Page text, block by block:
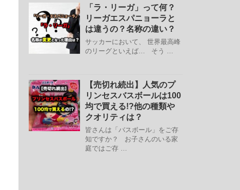
「ラ・リーガ」って何？
リーガエスパニョーラと
は違うの？名称の違い？
サッカーにおいて、 世界最高峰
のリーグといえば… そう …
【売切れ続出】人気のプ
リンセスバスボールは100
均で買える!?他の種類や
クオリティは？
皆さんは「バスボール」をご存
知ですか？ お子さんのいる家
庭ではご存 …